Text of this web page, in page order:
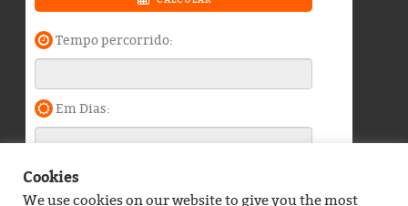
Cookies
We use cookies on our website to give you the most